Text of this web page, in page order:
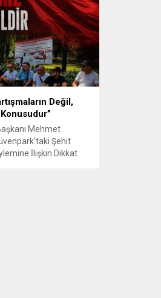
Sen Diye çırpınıp
inat Hayata
Değil,
Mehmet
Şehit
İlişkin Dikkat